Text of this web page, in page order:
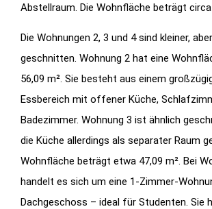
Abstellraum. Die Wohnfläche beträgt circa
Die Wohnungen 2, 3 und 4 sind kleiner,
geschnitten. Wohnung 2 hat eine
56,09 m². Sie besteht aus einem
Essbereich mit offener Küche,
Badezimmer. Wohnung 3 ist ähnlich
die Küche allerdings als separater Raum
Wohnfläche beträgt etwa 47,09 m². Bei
handelt es sich um eine 1-Zimmer-
Dachgeschoss – ideal für Studenten. Sie